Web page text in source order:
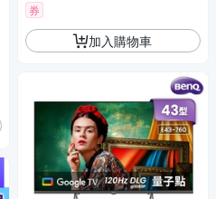
券
加入購物車